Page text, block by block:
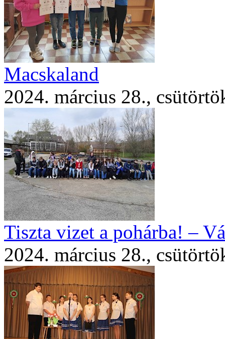
Macskaland
2024. március 28.,
Tiszta vizet a pohárba! –
2024. március 28.,